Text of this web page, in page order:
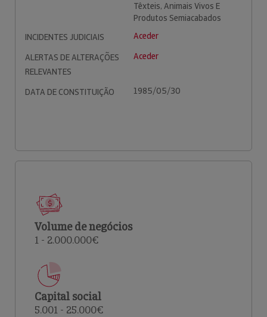
Têxteis, Animais Vivos E
Produtos Semiacabados
INCIDENTES JUDICIAIS
Aceder
ALERTAS DE ALTERAÇÕES
RELEVANTES
Aceder
DATA DE CONSTITUIÇÃO 1985/05/30
Volume de negócios
1 - 2.000.000€
Capital social
5.001 - 25.000€